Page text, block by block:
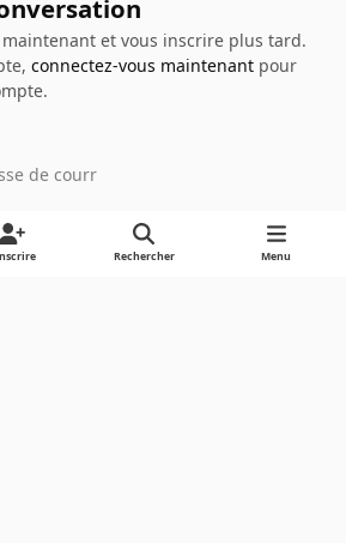
et vous inscrire plus tard.
connectez-vous maintenantpour
Rechercher Menu